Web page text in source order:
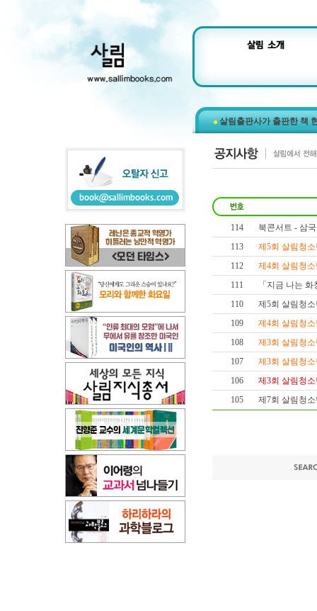
살림출판사가 출판한 책
114
북콘서트 - 삼
113
제5회 살림청
112
제4회 살림청
111
「지금 나는
110
제5회 살림청
109
제4회 살림청
108
제3회 살림청
107
제3회 살림청
106
제3회 살림청
105
제7회 살림청